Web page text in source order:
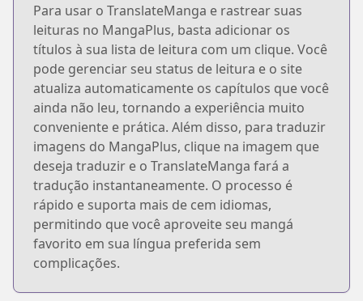
Para usar o TranslateManga e rastrear suas
leituras no MangaPlus, basta adicionar os
títulos à sua lista de leitura com um clique. Você
pode gerenciar seu status de leitura e o site
atualiza automaticamente os capítulos que você
ainda não leu, tornando a experiência muito
conveniente e prática. Além disso, para traduzir
imagens do MangaPlus, clique na imagem que
deseja traduzir e o TranslateManga fará a
tradução instantaneamente. O processo é
rápido e suporta mais de cem idiomas,
permitindo que você aproveite seu mangá
favorito em sua língua preferida sem
complicações.